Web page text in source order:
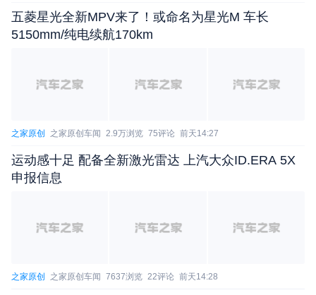
讲，大模型使整个智驾进入Scaling的阶段。
五菱星光全新MPV来了！或命名为星光M 车长
5150mm/纯电续航170km
之家原创 之家原创车闻 2.9万浏览 75评论 前天14:27
运动感十足 配备全新激光雷达 上汽大众ID.ERA 5X
申报信息
之家原创 之家原创车闻 7637浏览 22评论 前天14:28